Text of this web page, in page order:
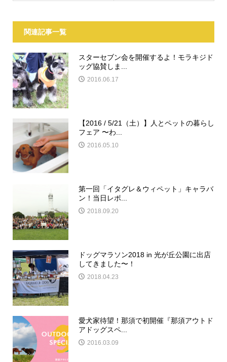
関連記事一覧
スターセブン会を開催するよ！モラキジド
ッグ協賛しま...
2016.06.17
【2016 / 5/21（土）】人とペットの暮らし
フェア 〜わ...
2016.05.10
第一回「イタグレ＆ウィペット」キャラバ
ン！当日レポ...
2018.09.20
ドッグマラソン2018 in 光が丘公園に出店
してきました〜！
2018.04.23
愛犬家待望！那須で初開催『那須アウトド
アドッグスペ...
2016.03.09